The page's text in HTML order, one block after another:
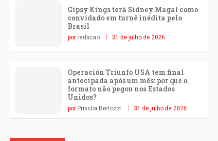
Gipsy Kings terá Sidney Magal como
convidado em turnê inédita pelo
Brasil
por redacao 31 de julho de 2026
Operación Triunfo USA tem final
antecipada após um mês: por que o
formato não pegou nos Estados
Unidos?
por Priscila Bertozzi 31 de julho de 2026